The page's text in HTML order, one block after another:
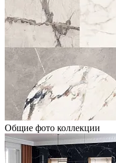
Общие фото коллекции